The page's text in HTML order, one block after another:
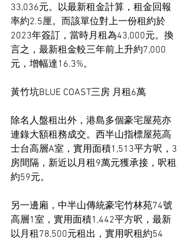
33,036元。以最新租金計算，租金回報
率約2.5厘。而該單位對上一份租約於
2023年簽訂，當時月租為43,000元。換
言之，最新租金較三年前上升約7,000
元，增幅達16.3%。
黃竹坑BLUE COAST三房 月租6萬
除名人盤租出外，港島多個豪宅屋苑亦
連錄大額租務成交。西半山指標屋苑高
士台高層A室，實用面積1,513平方呎，3
房間隔，新近以月租9萬元獲承接，呎租
約59元。
另一邊廂，中半山傳統豪宅竹林苑74號
高層1室，實用面積1,442平方呎，最新
以月租78,500元租出，實用呎租約54